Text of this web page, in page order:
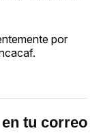
por
tu correo